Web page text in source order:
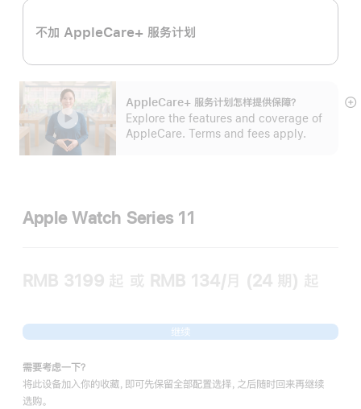
不加 AppleCare+ 服务计划
AppleCare+ 服务计划怎样提供保⁠障？
Explore the features and coverage of
AppleCare. Terms and fees apply.
展
Apple Watch Series 11
RMB 3199起 或 RMB 134/月 (24 期) 起
继续
需要考虑一下？
将此设备加入你的收藏，即可先保留全部配置选择，之后随时回来再继续
选购。